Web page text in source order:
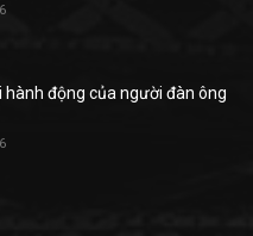
hành động của người đàn ông